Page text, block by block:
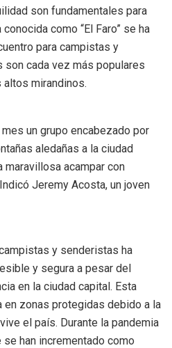
son fundamentales para
como “El Faro” se ha
para campistas y
son cada vez más populares
mirandinos.
un grupo encabezado por
aledañas a la ciudad
maravillosa acampar con
Jeremy Acosta, un joven
y senderistas ha
y segura a pesar del
en la ciudad capital. Esta
zonas protegidas debido a la
el país. Durante la pandemia
han incrementado como